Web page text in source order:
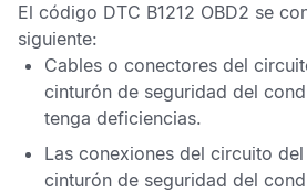
El código DTC B1212 OBD2 se
siguiente:
Cables o conectores del
cinturón de seguridad del
tenga deficiencias.
Las conexiones del circuito del
cinturón de seguridad del